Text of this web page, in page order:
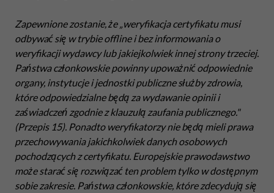
Zapewnione zostanie, że „weryfikacja certyfikatu musi
odbywać się w trybie offline i bez informowania o
weryfikacji wydawcy lub jakiejkolwiek innej strony trzeciej.
Państwa członkowskie powinny upoważnić odpowiednie
organy, instytucje i jednostki publiczne służby zdrowia,
które odpowiedzialne będą za wydawanie opinii i
zaświadczeń zgodnie z klauzulą zaufania publicznego."
(Przepis 15). Ponadto weryfikatorzy nie będą mieli prawa
przechowywania jakichkolwiek danych osobowych
pochodzących z certyfikatu. Europejskie prawodawstwo
może starać się rozwiązać ten problem tylko w dostępnym
sobie zakresie. Państwa członkowskie, które zdecydują się